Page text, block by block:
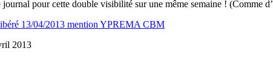
2013/04/La-Tribune-+-Le-Dauphiné.png 362 700Administrateur